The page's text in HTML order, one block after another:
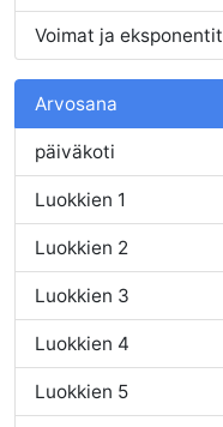
Voimat ja eksponentit
Arvosana
päiväkoti
Luokkien 1
Luokkien 2
Luokkien 3
Luokkien 4
Luokkien 5